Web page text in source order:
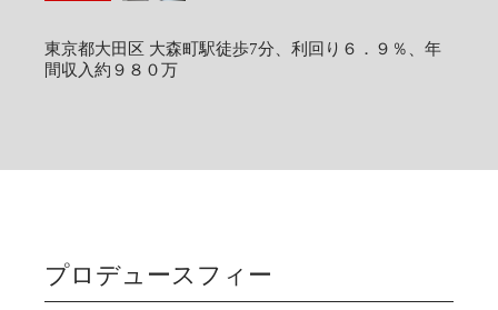
東京都大田区 大森町駅徒歩7分、利回り６．９％、年
間収入約９８０万
プロデュースフィー